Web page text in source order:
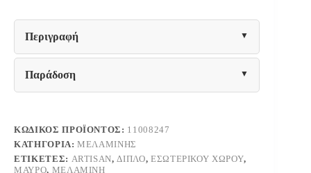
/
ΜΑΥΡΟ
177.5x212x94εκ
ποσότητα
Περιγραφή
Παράδοση
ΚΩΔΙΚΌΣ ΠΡΟΪΌΝΤΟΣ: 11008247
ΚΑΤΗΓΟΡΊΑ:ΜΕΛΑΜΊΝΗΣ
ΕΤΙΚΈΤΕΣ: ARTISAN, ΔΙΠΛΌ, ΕΣΩΤΕΡΙΚΟΎ ΧΏΡΟΥ,
ΜΑΎΡΟ, ΜΕΛΑΜΊΝΗ